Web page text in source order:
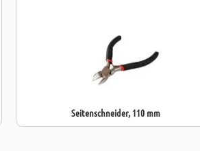
Seitenschneider, 110 mm